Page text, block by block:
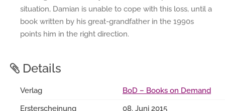
situation, Damian is unable to cope with this loss, until a
book written by his great-grandfather in the 1990s
points him in the right direction.
Details
Verlag
BoD – Books on Demand
Ersterscheinung
08. Juni 2015